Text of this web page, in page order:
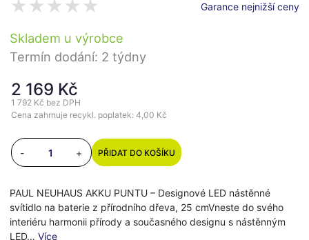
Garance nejnižší ceny
Skladem u výrobce
Termín dodání: 2 týdny
2 169 Kč
1 792 Kč bez DPH
Cena zahrnuje recykl. poplatek: 4,00 Kč
- + PŘIDAT DO KOŠÍKU
PAUL NEUHAUS AKKU PUNTU – Designové LED nástěnné
svítidlo na baterie z přírodního dřeva, 25 cmVneste do svého
interiéru harmonii přírody a současného designu s nástěnným
LED… Více